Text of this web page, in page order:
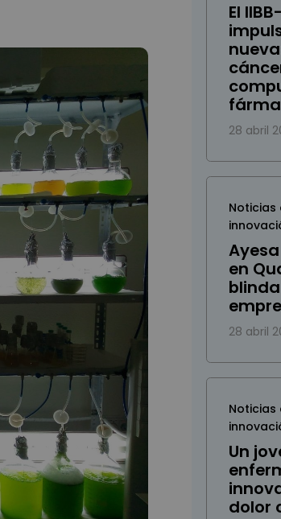
El
28 abril
Noticias
en
28 abril
Noticias
Un
dolor